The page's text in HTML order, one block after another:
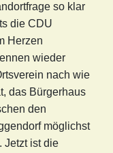
so klar
die CDU
Herzen
wieder
nach wie
das Bürgerhaus
den
möglichst
Jetzt ist die